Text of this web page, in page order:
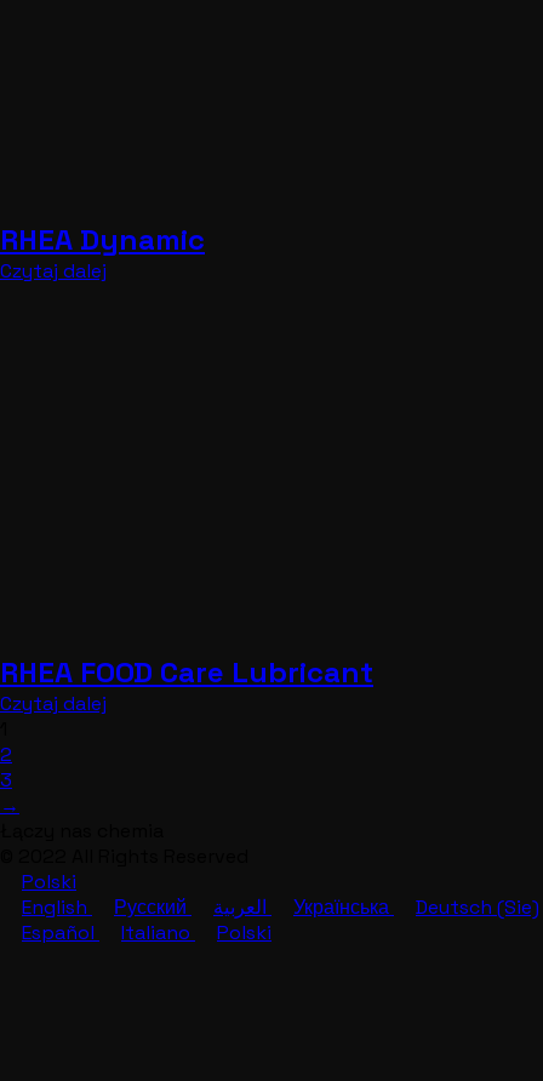
RHEA Dynamic
Czytaj dalej
RHEA FOOD Care Lubricant
Czytaj dalej
2
3
→
Polski
English
Русский Українська
Deutsch (Sie)
Español
Italiano Polski